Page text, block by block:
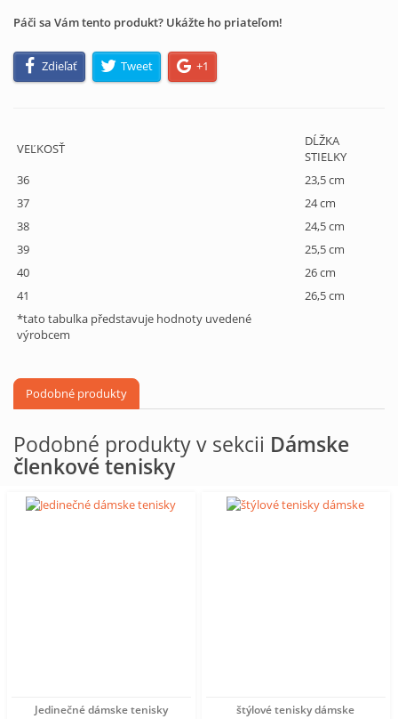
Páči sa Vám tento produkt? Ukážte ho priateľom!
Zdieľať Tweet +1
VEĽKOSŤ
DĹŽKA
STIELKY
36
23,5 cm
37
24 cm
38
24,5 cm
39
25,5 cm
40
26 cm
41
26,5 cm
*tato tabulka představuje hodnoty uvedené
výrobcem
Podobné produkty
Podobné produkty v sekcii Dámske
členkové tenisky
Jedinečné dámske tenisky štýlové tenisky dámske